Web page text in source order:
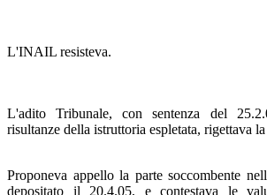
L'INAIL resisteva.
L'adito Tribunale, con sentenza del
risultanze della istruttoria espletata, rigettava
Proponeva appello la parte soccombente
depositato il 20.4.05, e contestava le